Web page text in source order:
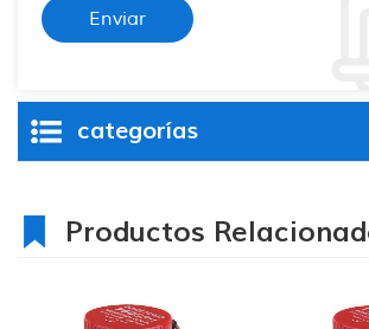
categorías
Productos